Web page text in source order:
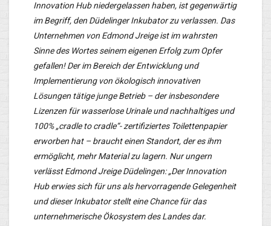
Innovation Hub niedergelassen haben, ist gegenwärtig
im Begriff, den Düdelinger Inkubator zu verlassen. Das
Unternehmen von Edmond Jreige ist im wahrsten
Sinne des Wortes seinem eigenen Erfolg zum Opfer
gefallen! Der im Bereich der Entwicklung und
Implementierung von ökologisch innovativen
Lösungen tätige junge Betrieb – der insbesondere
Lizenzen für wasserlose Urinale und nachhaltiges und
100% „cradle to cradle“- zertifiziertes Toilettenpapier
erworben hat – braucht einen Standort, der es ihm
ermöglicht, mehr Material zu lagern. Nur ungern
verlässt Edmond Jreige Düdelingen: „Der Innovation
Hub erwies sich für uns als hervorragende Gelegenheit
und dieser Inkubator stellt eine Chance für das
unternehmerische Ökosystem des Landes dar.